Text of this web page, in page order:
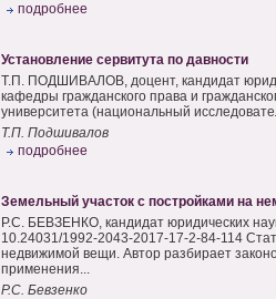
подробнее
Установление сервитута по давности
Т.П. ПОДШИВАЛОВ, доцент, кандидат
кафедры гражданского права и
университета (национальный
Т.П. Подшивалов
подробнее
Земельный участок с постройками на
Р.С. БЕВЗЕНКО, кандидат юридических
10.24031/1992-2043-2017-17-2-84-114
недвижимой вещи. Автор разбирает
применения...
Р.С. Бевзенко